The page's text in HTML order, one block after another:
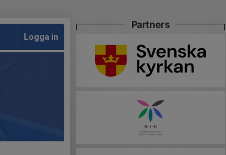
Logga in
Partners